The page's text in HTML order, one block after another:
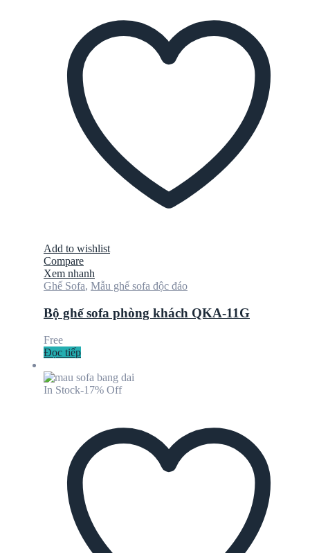
Add to wishlist
Compare
Xem nhanh
Ghế Sofa, Mẫu ghế sofa độc đáo
Bộ ghế sofa phòng khách QKA-11G
Free
Đọc tiếp
In Stock-17% Off